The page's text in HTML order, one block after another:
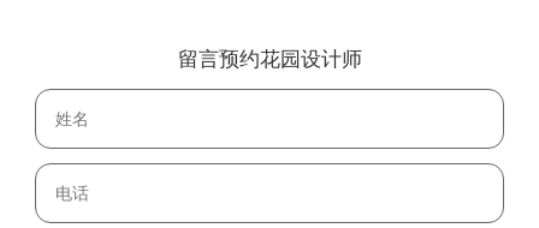
留言预约花园设计师